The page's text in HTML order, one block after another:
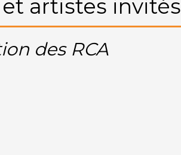
artistes invités
des RCA